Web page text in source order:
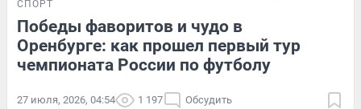
СПОРТ
Победы фаворитов и чудо в
Оренбурге: как прошел первый тур
чемпионата России по футболу
27 июля, 2026, 04:54 1 197 Обсудить